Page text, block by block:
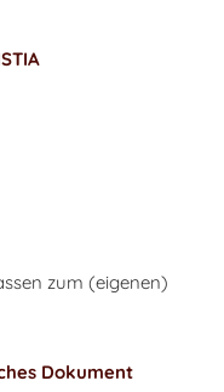
zum (eigenen)
Dokument